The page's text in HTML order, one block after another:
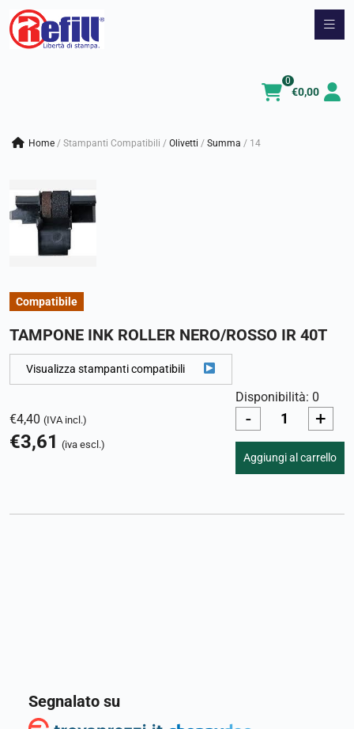
Vai
€0,00
0
Home / Stampanti Compatibili / olivetti / summa / 14
Compatibile
TAMPONE INK ROLLER NERO/ROSSO IR 40T
Visualizza stampanti compatibili
€4,40 (IVA incl.)
€3,61 (iva escl.)
Disponibilità: 0
- +
Aggiungi al carrello
Segnalato su